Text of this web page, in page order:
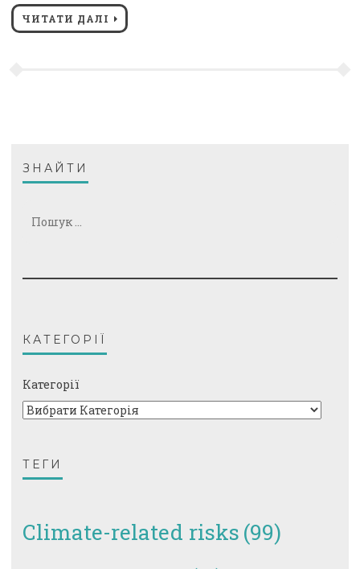
ЧИТАТИ ДАЛІ
ЗНАЙТИ
КАТЕГОРІЇ
Категорії
ТЕГИ
Climate-related risks (99)